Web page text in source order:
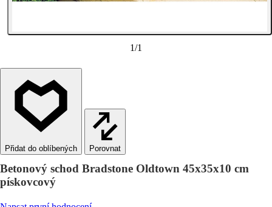
1/1
Porovnat
Betonový schod Bradstone Oldtown 45x35x10 cm
pískovcový